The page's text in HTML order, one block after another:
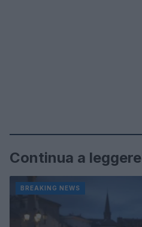
Continua a leggere
BREAKING NEWS